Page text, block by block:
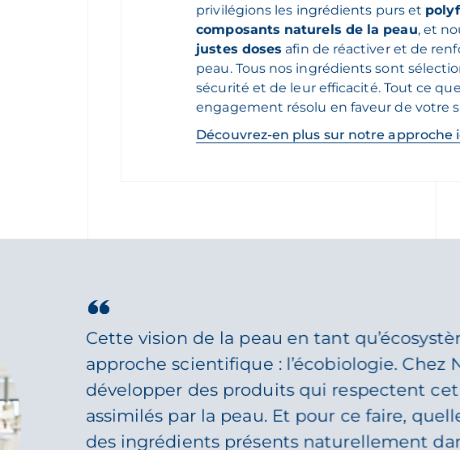
privilégions les ingrédients purs et
composants naturels de la peau, et
justes doses afin de réactiver et de
peau. Tous nos ingrédients sont
sécurité et de leur efficacité. Tout ce
engagement résolu en faveur de votre
Découvrez-en plus sur notre approche
Cette vision de la peau en tant
approche scientifique : l’écobiologie. Chez
développer des produits qui respectent
assimilés par la peau. Et pour ce faire,
des ingrédients présents naturellement